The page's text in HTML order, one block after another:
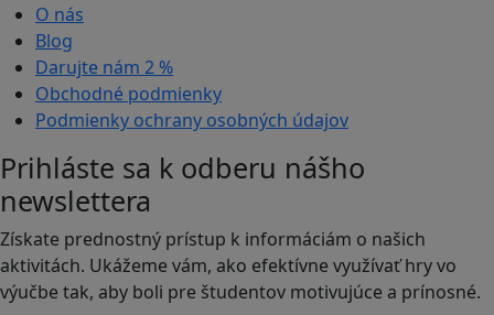
O nás
Blog
Darujte nám 2 %
Obchodné podmienky
Podmienky ochrany osobných údajov
Prihláste sa k odberu nášho
newslettera
Získate prednostný prístup k informáciám o našich
aktivitách. Ukážeme vám, ako efektívne využívať hry vo
výučbe tak, aby boli pre študentov motivujúce a prínosné.